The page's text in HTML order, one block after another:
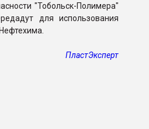
"Тобольск-Полимера"
для использования
ПластЭксперт